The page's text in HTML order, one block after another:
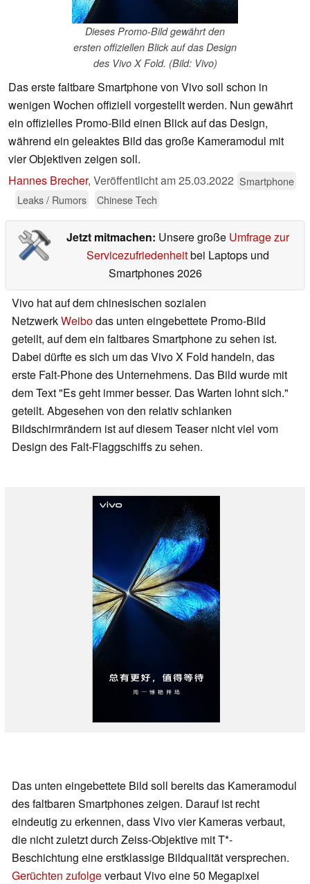
Dieses Promo-Bild gewährt den
ersten offiziellen Blick auf das Design
des Vivo X Fold. (Bild: Vivo)
Das erste faltbare Smartphone von Vivo soll schon in
wenigen Wochen offiziell vorgestellt werden. Nun gewährt
ein offizielles Promo-Bild einen Blick auf das Design,
während ein geleaktes Bild das große Kameramodul mit
vier Objektiven zeigen soll.
Hannes Brecher, Veröffentlicht am25.03.2022 Smartphone
Leaks / Rumors
Chinese Tech
Jetzt mitmachen: Unsere große Umfrage zur
Servicezufriedenheitbei Laptops und
Smartphones 2026
Vivo hat auf dem chinesischen sozialen
NetzwerkWeibodas unten eingebettete Promo-Bild
geteilt, auf dem ein faltbares Smartphone zu sehen ist.
Dabei dürfte es sich um das Vivo X Fold handeln, das
erste Falt-Phone des Unternehmens. Das Bild wurde mit
dem Text "Es geht immer besser. Das Warten lohnt sich."
geteilt. Abgesehen von den relativ schlanken
Bildschirmrändern ist auf diesem Teaser nicht viel vom
Design des Falt-Flaggschiffs zu sehen.
Das unten eingebettete Bild soll bereits das Kameramodul
des faltbaren Smartphones zeigen. Darauf ist recht
eindeutig zu erkennen, dass Vivo vier Kameras verbaut,
die nicht zuletzt durch Zeiss-Objektive mit T*-
Beschichtung eine erstklassige Bildqualität versprechen.
Gerüchten zufolgeverbaut Vivo eine 50 Megapixel